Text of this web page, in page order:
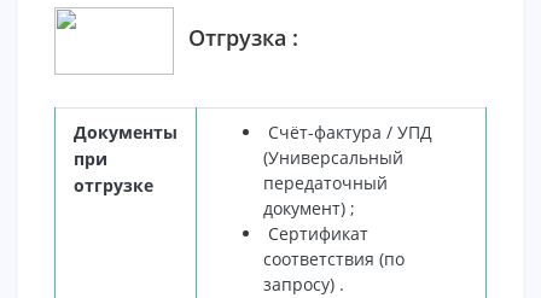
Отгрузка :
Документы
при
отгрузке
Счёт-фактура / УПД
(Универсальный
передаточный
документ) ;
Сертификат
соответствия (по
запросу) .